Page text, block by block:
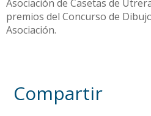
Asociación de Casetas de
premios del Concurso de
Asociación.
Compartir